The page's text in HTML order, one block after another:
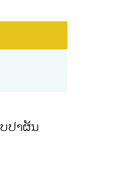
ປາຜັ່ນ